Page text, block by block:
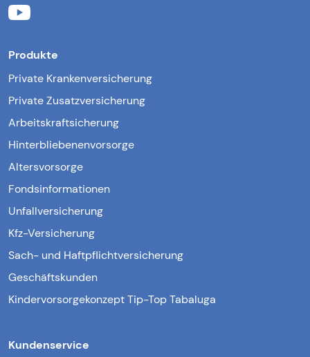
Produkte
Private Krankenversicherung
Private Zusatzversicherung
Arbeitskraftsicherung
Hinterbliebenenvorsorge
Altersvorsorge
Fondsinformationen
Unfallversicherung
Kfz-Versicherung
Sach- und Haftpflichtversicherung
Geschäftskunden
Kindervorsorgekonzept Tip-Top Tabaluga
Kundenservice